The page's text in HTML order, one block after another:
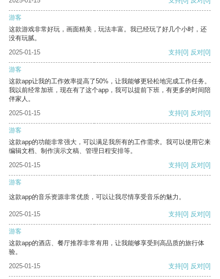
游客
这款游戏非常好玩，画面精美，玩法丰富。我已经玩了好几个小时，还
没有玩腻。
2025-01-15
支持[0] 反对[0]
游客
这款app让我的工作效率提高了50%，让我能够更轻松地完成工作任务。
我以前经常加班，现在有了这个app，我可以提前下班，有更多的时间陪
伴家人。
2025-01-15
支持[0] 反对[0]
游客
这款app的功能非常强大，可以满足我所有的工作需求。我可以使用它来
编辑文档、制作演示文稿、管理日程安排等。
2025-01-15
支持[0] 反对[0]
游客
这款app的音乐资源非常优质，可以让我尽情享受音乐的魅力。
2025-01-15 支持[0] 反对[0]
游客
这款app的酒店、餐厅推荐非常有用，让我能够享受到高品质的旅行体
验。
2025-01-15
支持[0] 反对[0]